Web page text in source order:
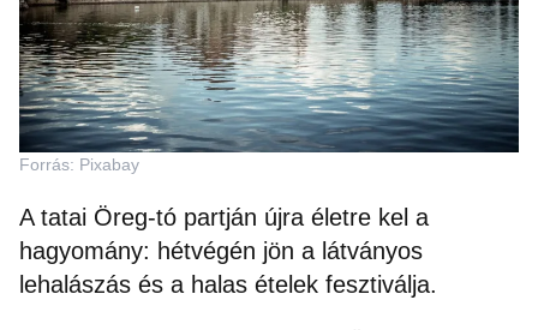
Forrás: Pixabay
A tatai Öreg-tó partján újra életre kel a
hagyomány: hétvégén jön a látványos
lehalászás és a halas ételek fesztiválja.